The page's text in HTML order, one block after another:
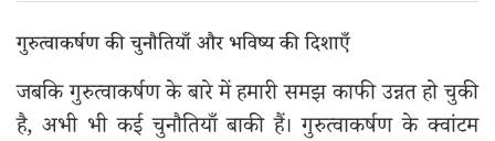
गुरुत्वाकर्षण की चुनौतियाँ और भविष्य की दिशाएँ
जबकि गुरुत्वाकर्षण के बारे में हमारी समझ काफी उन्नत हो चुकी
है, अभी भी कई चुनौतियाँ बाकी हैं। गुरुत्वाकर्षण के क्वांटम